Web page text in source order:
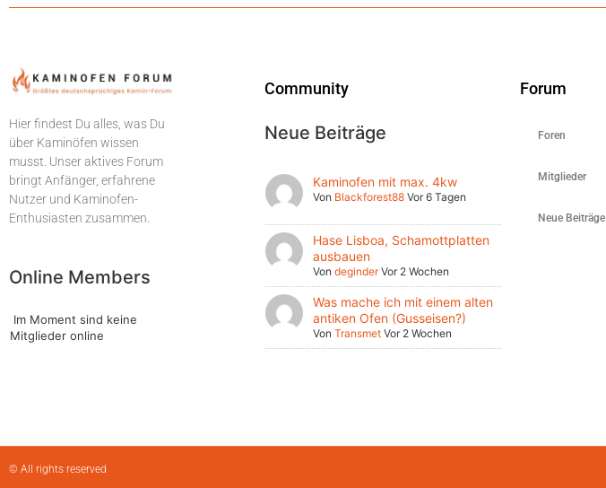
Hier findest Du alles, was Du
über Kaminöfen wissen
musst. Unser aktives Forum
bringt Anfänger, erfahrene
Nutzer und Kaminofen-
Enthusiasten zusammen.
Online Members
Im Moment sind keine
Mitglieder online
Community
Neue Beiträge
Kaminofen mit max. 4kw
Von Blackforest88 Vor 6 Tagen
Hase Lisboa, Schamottplatten
ausbauen
Von deginder Vor 2 Wochen
Was mache ich mit einem alten
antiken Ofen (Gusseisen?)
Von Transmet Vor 2 Wochen
Forum
Foren
Mitglieder
Neue Beiträge
© All rights reserved